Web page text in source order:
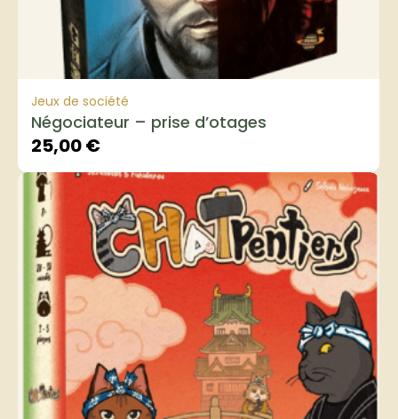
Jeux de société
Négociateur – prise d’otages
25,00€